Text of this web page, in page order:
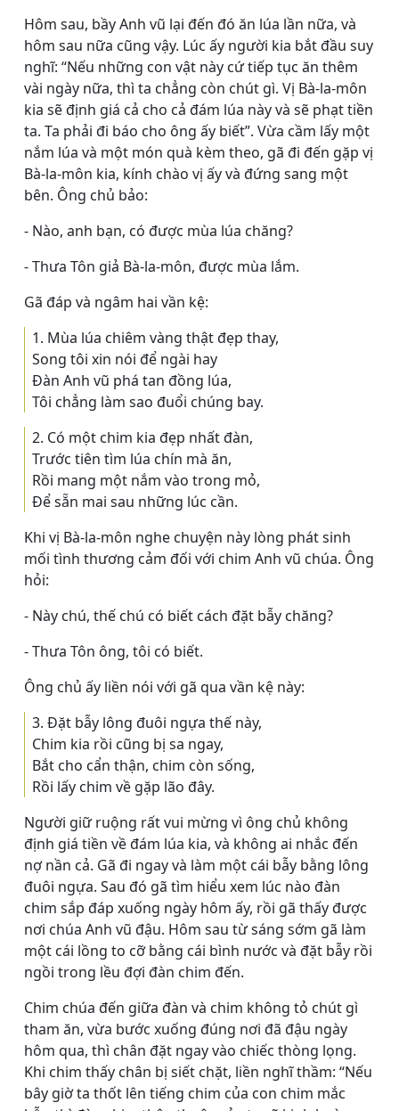
Hôm sau, bầy Anh vũ lại đến đó ăn lúa lần nữa, và
hôm sau nữa cũng vậy. Lúc ấy người kia bắt đầu suy
nghĩ: “Nếu những con vật này cứ tiếp tục ăn thêm
vài ngày nữa, thì ta chẳng còn chút gì. Vị Bà-la-môn
kia sẽ định giá cả cho cả đám lúa này và sẽ phạt tiền
ta. Ta phải đi báo cho ông ấy biết”. Vừa cầm lấy một
nắm lúa và một món quà kèm theo, gã đi đến gặp vị
Bà-la-môn kia, kính chào vị ấy và đứng sang một
bên. Ông chủ bảo:
- Nào, anh bạn, có được mùa lúa chăng?
- Thưa Tôn giả Bà-la-môn, được mùa lắm.
Gã đáp và ngâm hai vần kệ:
1. Mùa lúa chiêm vàng thật đẹp thay,
Song tôi xin nói để ngài hay
Ðàn Anh vũ phá tan đồng lúa,
Tôi chẳng làm sao đuổi chúng bay.
2. Có một chim kia đẹp nhất đàn,
Trước tiên tìm lúa chín mà ăn,
Rồi mang một nắm vào trong mỏ,
Ðể sẵn mai sau những lúc cần.
Khi vị Bà-la-môn nghe chuyện này lòng phát sinh
mối tình thương cảm đối với chim Anh vũ chúa. Ông
hỏi:
- Này chú, thế chú có biết cách đặt bẫy chăng?
- Thưa Tôn ông, tôi có biết.
Ông chủ ấy liền nói với gã qua vần kệ này:
3. Ðặt bẫy lông đuôi ngựa thế này,
Chim kia rồi cũng bị sa ngay,
Bắt cho cẩn thận, chim còn sống,
Rồi lấy chim về gặp lão đây.
Người giữ ruộng rất vui mừng vì ông chủ không
định giá tiền về đám lúa kia, và không ai nhắc đến
nợ nần cả. Gã đi ngay và làm một cái bẫy bằng lông
đuôi ngựa. Sau đó gã tìm hiểu xem lúc nào đàn
chim sắp đáp xuống ngày hôm ấy, rồi gã thấy được
nơi chúa Anh vũ đậu. Hôm sau từ sáng sớm gã làm
một cái lồng to cỡ bằng cái bình nước và đặt bẫy rồi
ngồi trong lều đợi đàn chim đến.
Chim chúa đến giữa đàn và chim không tỏ chút gì
tham ăn, vừa bước xuống đúng nơi đã đậu ngày
hôm qua, thì chân đặt ngay vào chiếc thòng lọng.
Khi chim thấy chân bị siết chặt, liền nghĩ thầm: “Nếu
bây giờ ta thốt lên tiếng chim của con chim mắc